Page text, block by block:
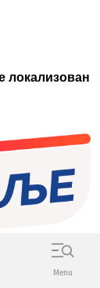
локализован
Menu